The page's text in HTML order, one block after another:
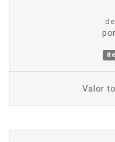
Valor